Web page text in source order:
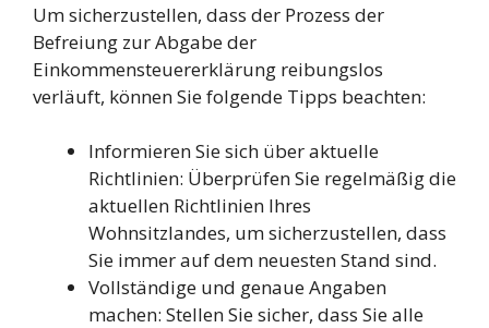
Um sicherzustellen, dass der Prozess der
Befreiung zur Abgabe der
Einkommensteuererklärung reibungslos
verläuft, können Sie folgende Tipps beachten:
Informieren Sie sich über aktuelle
Richtlinien: Überprüfen Sie regelmäßig die
aktuellen Richtlinien Ihres
Wohnsitzlandes, um sicherzustellen, dass
Sie immer auf dem neuesten Stand sind.
Vollständige und genaue Angaben
machen: Stellen Sie sicher, dass Sie alle